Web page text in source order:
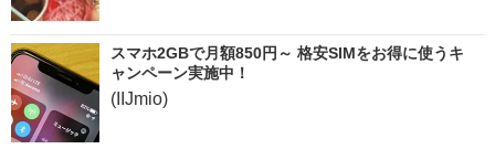
スマホ2GBで月額850円～ 格安SIMをお得に使うキ
ャンペーン実施中！
(IIJmio)